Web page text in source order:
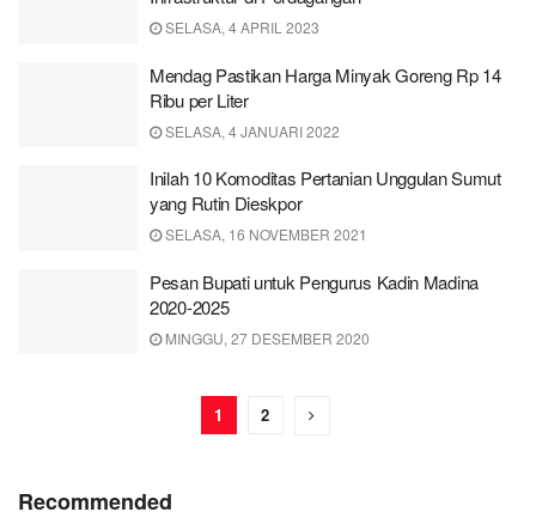
SELASA, 4 APRIL 2023
Mendag Pastikan Harga Minyak Goreng Rp 14
Ribu per Liter
SELASA, 4 JANUARI 2022
Inilah 10 Komoditas Pertanian Unggulan Sumut
yang Rutin Dieskpor
SELASA, 16 NOVEMBER 2021
Pesan Bupati untuk Pengurus Kadin Madina
2020-2025
MINGGU, 27 DESEMBER 2020
1 2
Recommended